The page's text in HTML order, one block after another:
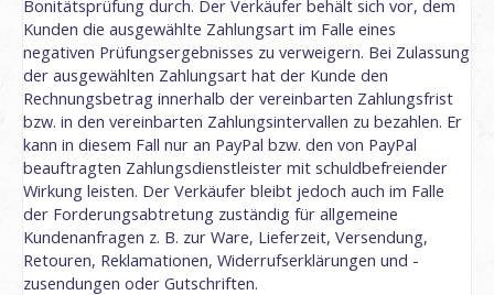
Bonitätsprüfung durch. Der Verkäufer behält sich vor, dem
Kunden die ausgewählte Zahlungsart im Falle eines
negativen Prüfungsergebnisses zu verweigern. Bei Zulassung
der ausgewählten Zahlungsart hat der Kunde den
Rechnungsbetrag innerhalb der vereinbarten Zahlungsfrist
bzw. in den vereinbarten Zahlungsintervallen zu bezahlen. Er
kann in diesem Fall nur an PayPal bzw. den von PayPal
beauftragten Zahlungsdienstleister mit schuldbefreiender
Wirkung leisten. Der Verkäufer bleibt jedoch auch im Falle
der Forderungsabtretung zuständig für allgemeine
Kundenanfragen z. B. zur Ware, Lieferzeit, Versendung,
Retouren, Reklamationen, Widerrufserklärungen und -
zusendungen oder Gutschriften.